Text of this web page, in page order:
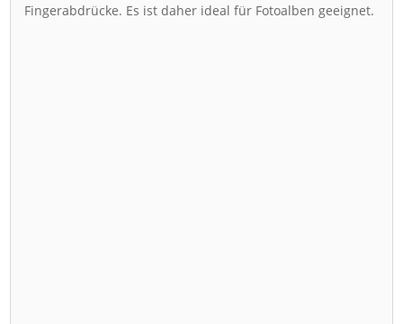
Fingerabdrücke. Es ist daher ideal für Fotoalben geeignet.